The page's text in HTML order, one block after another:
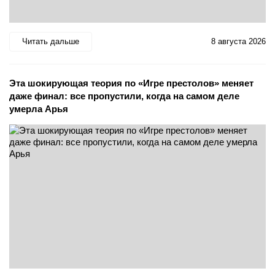
Читать дальше 8 августа 2026
Эта шокирующая теория по «Игре престолов» меняет
даже финал: все пропустили, когда на самом деле
умерла Арья